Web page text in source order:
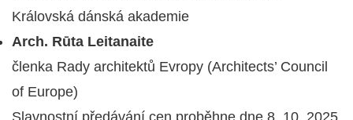
Královská dánská akademie
Arch. Rūta Leitanaite
členka Rady architektů Evropy (Architects’ Council
of Europe)
Slavnostní předávání cen proběhne dne 8. 10. 2025